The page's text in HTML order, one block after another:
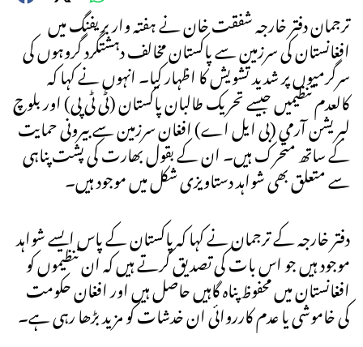
ترجمان دفتر خارجہ شفقت خان نے ہفتہ وار بریفنگ میں
افغانستان کی سرزمین سے پاکستان مخالف دہشتگرد گروہوں کی
سرگرمیوں پر شدید تشویش کا اظہار کیا۔ انہوں نے کہا کہ
کالعدم تنظیمیں جیسے تحریک طالبان پاکستان (ٹی ٹی پی) اور بلوچ
لبریشن آرمی (بی ایل اے) افغان سرزمین سے بیرونی حمایت
کے ساتھ متحرک ہیں۔ ان کے بقول بھارت کی پشت پناہی
سے متعلق بھی شواہد دستاویزی شکل میں موجود ہیں۔
دفتر خارجہ کے ترجمان نے کہا کہ پاکستان کے پاس ایسے شواہد
موجود ہیں جو اس بات کی تصدیق کرتے ہیں کہ ان تنظیموں کو
افغانستان میں محفوظ پناہ گاہیں حاصل ہیں اور افغان حکومت
کی خاموشی یا عدم کارروائی ان خدشات کو مزید بڑھا رہی ہے۔